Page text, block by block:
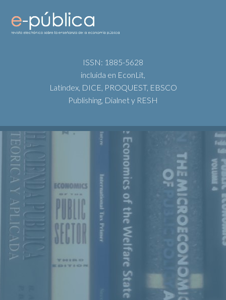
ISSN: 1885-5628
incluida en EconLit,
Latindex, DICE, PROQUEST, EBSCO
Publishing, Dialnet y RESH